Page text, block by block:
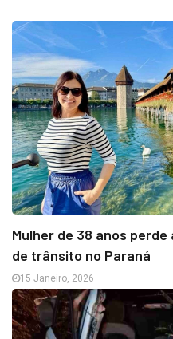
Mulher de 38 anos
de trânsito no Paraná
15 Janeiro, 2026